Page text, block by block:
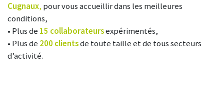
Cugnaux, pour vous accueillir dans les meilleures
conditions,
• Plus de 15 collaborateursexpérimentés,
• Plus de 200 clientsde toute taille et de tous secteurs
d’activité.